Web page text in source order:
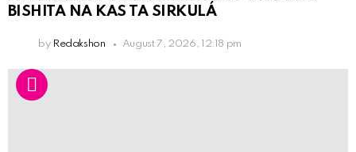
BISHITA NA KAS TA SIRKULÁ
by Redakshon August 7, 2026, 12:18 pm